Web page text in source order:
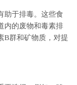
助于排毒。这些食
内的废物和毒素排
B群和矿物质，对提